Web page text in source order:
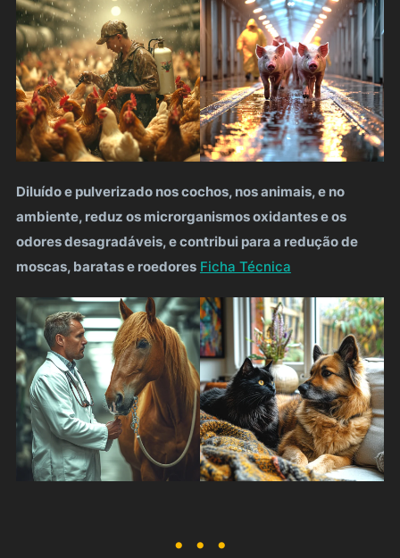
Diluído e pulverizado nos cochos, nos animais, e no
ambiente, reduz os microrganismos oxidantes e os
odores desagradáveis, e contribui para a redução de
moscas, baratas e roedores Ficha Técnica
. . .